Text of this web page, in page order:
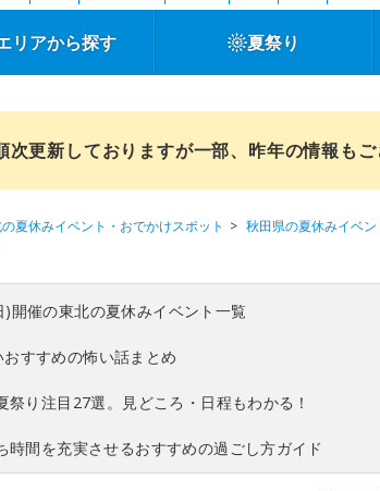
リアから探す 夏祭り
次更新しておりますが一部、昨年の情報もご
夏休みイベント・おでかけスポット 秋田県の夏休みイベ
開催の東北の夏休みイベント一覧
おすすめの怖い話まとめ
祭り注目27選。見どころ・日程もわかる！
時間を充実させるおすすめの過ごし方ガイド